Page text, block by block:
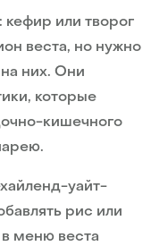
или творог
веста, но нужно
них. Они
которые
кишечного
уайт-
рис или
в меню веста